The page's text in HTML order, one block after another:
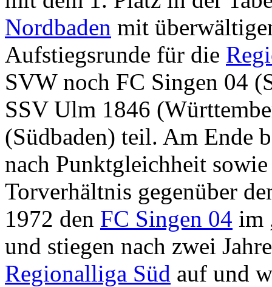
Nordbaden mit
Aufstiegsrunde für die
SVW noch FC Singen 04
SSV Ulm 1846
(Südbaden) teil. Am Ende
nach Punktgleichheit
Torverhältnis gegenüber
1972 den FC Singen 04 im
und stiegen nach zwei
Regionalliga Süd auf und